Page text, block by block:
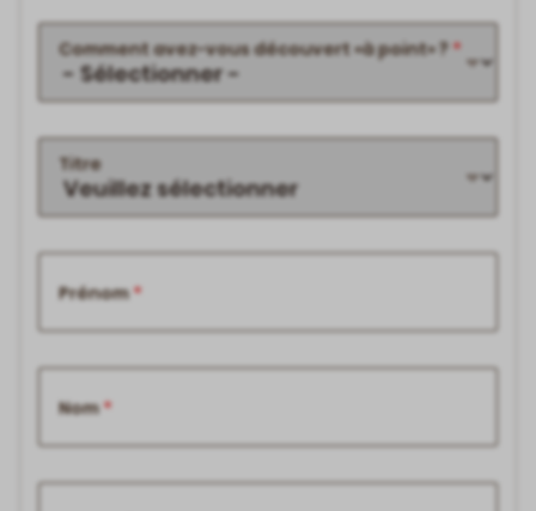
Comment avez-vous découvert «à point» ?
Titre
Prénom
Nom